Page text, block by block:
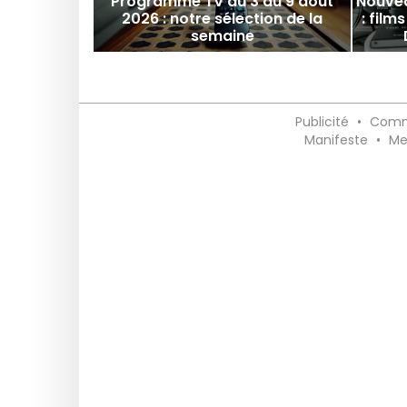
2026 : notre sélection de la
semaine
:
Publicité •
Manifeste •